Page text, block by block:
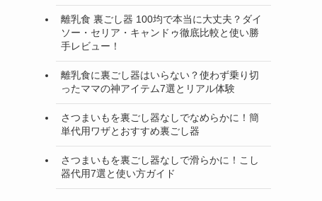
離乳食 裏ごし器 100均で本当に大丈夫？ダイ
ソー・セリア・キャンドゥ徹底比較と使い勝
手レビュー！
離乳食に裏ごし器はいらない？使わず乗り切
ったママの神アイテム7選とリアル体験
さつまいもを裏ごし器なしでなめらかに！簡
単代用ワザとおすすめ裏ごし器
さつまいもを裏ごし器なしで滑らかに！こし
器代用7選と使い方ガイド